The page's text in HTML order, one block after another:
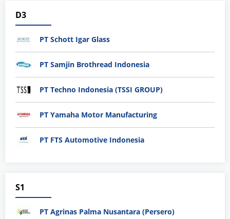
D3
PT Schott Igar Glass
PT Samjin Brothread Indonesia
PT Techno Indonesia (TSSI GROUP)
PT Yamaha Motor Manufacturing
PT FTS Automotive Indonesia
S1
PT Agrinas Palma Nusantara (Persero)